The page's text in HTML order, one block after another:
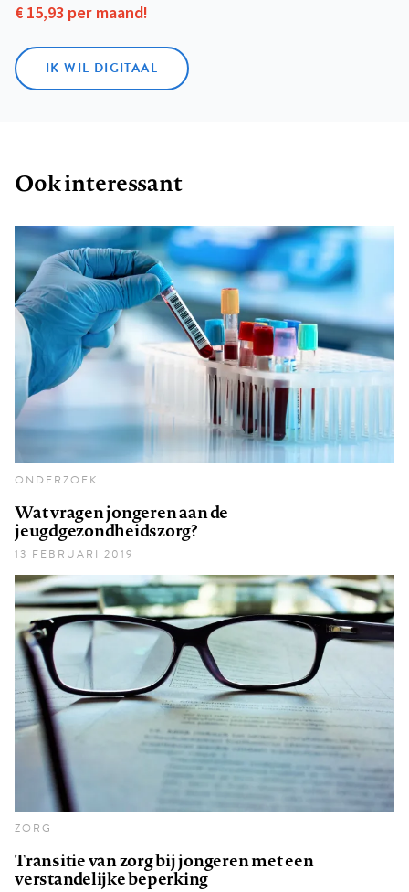
€ 15,93 per maand!
IK WIL DIGITAAL
Ook interessant
ONDERZOEK
Wat vragen jongeren aan de
jeugdgezondheidszorg?
13 FEBRUARI 2019
ZORG
Transitie van zorg bij jongeren met een
verstandelijke beperking